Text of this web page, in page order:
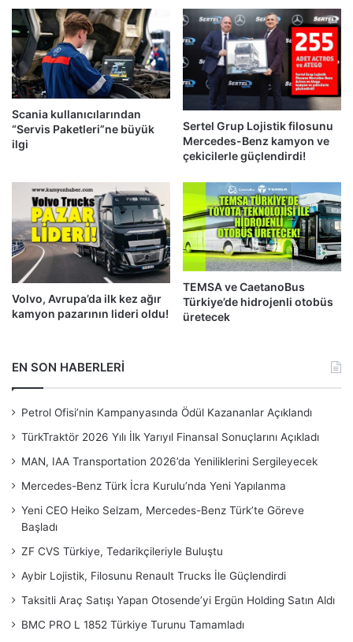
Scania kullanıcılarından
“Servis Paketleri”ne büyük
ilgi
Sertel Grup Lojistik filosunu
Mercedes-Benz kamyon ve
çekicilerle güçlendirdi!
Volvo, Avrupa’da ilk kez ağır
kamyon pazarının lideri oldu!
TEMSA ve CaetanoBus
Türkiye’de hidrojenli otobüs
üretecek
EN SON HABERLERİ
Petrol Ofisi’nin Kampanyasında Ödül Kazananlar Açıklandı
TürkTraktör 2026 Yılı İlk Yarıyıl Finansal Sonuçlarını Açıkladı
MAN, IAA Transportation 2026’da Yeniliklerini Sergileyecek
Mercedes-Benz Türk İcra Kurulu’nda Yeni Yapılanma
Yeni CEO Heiko Selzam, Mercedes-Benz Türk’te Göreve
Başladı
ZF CVS Türkiye, Tedarikçileriyle Buluştu
Aybir Lojistik, Filosunu Renault Trucks İle Güçlendirdi
Taksitli Araç Satışı Yapan Otosende’yi Ergün Holding Satın Aldı
BMC PRO L 1852 Türkiye Turunu Tamamladı